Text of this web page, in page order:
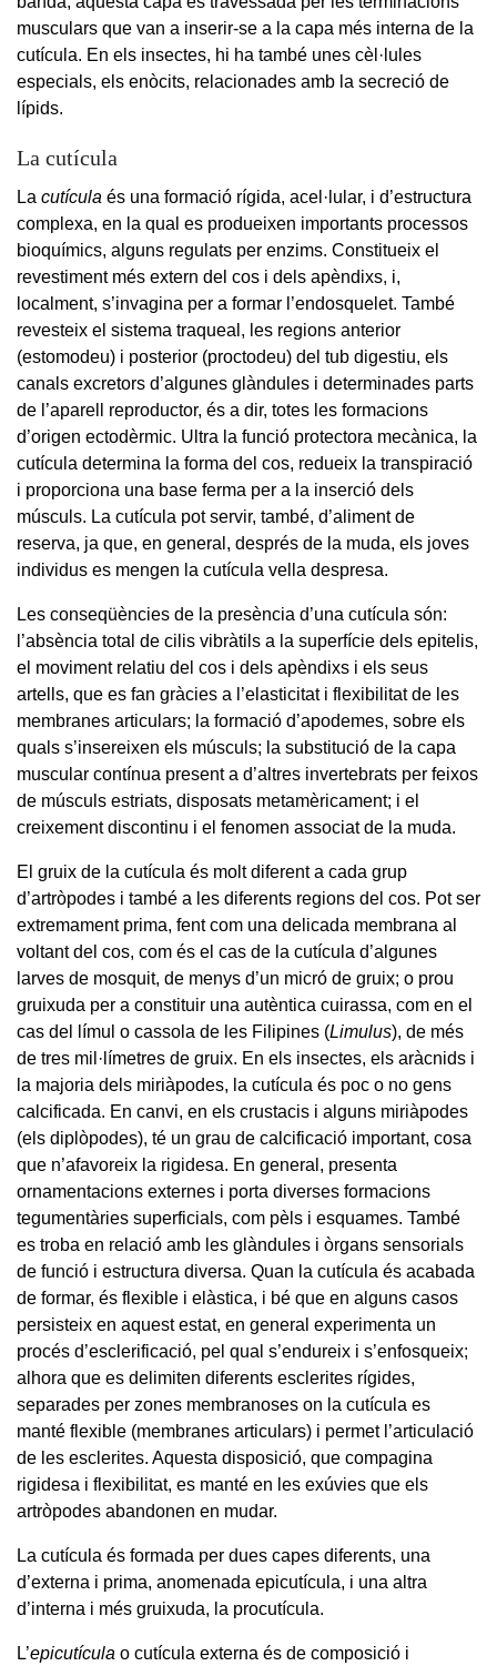
musculars que van a inserir-se a la capa més interna de la
cutícula. En els insectes, hi ha també unes cèl·lules
especials, els enòcits, relacionades amb la secreció de
lípids.
La cutícula
La cutícula és una formació rígida, acel·lular, i d’estructura
complexa, en la qual es produeixen importants processos
bioquímics, alguns regulats per enzims. Constitueix el
revestiment més extern del cos i dels apèndixs, i,
localment, s’invagina per a formar l’endosquelet. També
revesteix el sistema traqueal, les regions anterior
(estomodeu) i posterior (proctodeu) del tub digestiu, els
canals excretors d’algunes glàndules i determinades parts
de l’aparell reproductor, és a dir, totes les formacions
d’origen ectodèrmic. Ultra la funció protectora mecànica, la
cutícula determina la forma del cos, redueix la transpiració
i proporciona una base ferma per a la inserció dels
músculs. La cutícula pot servir, també, d’aliment de
reserva, ja que, en general, després de la muda, els joves
individus es mengen la cutícula vella despresa.
Les conseqüències de la presència d’una cutícula són:
l’absència total de cilis vibràtils a la superfície dels epitelis,
el moviment relatiu del cos i dels apèndixs i els seus
artells, que es fan gràcies a l’elasticitat i flexibilitat de les
membranes articulars; la formació d’apodemes, sobre els
quals s’insereixen els músculs; la substitució de la capa
muscular contínua present a d’altres invertebrats per feixos
de músculs estriats, disposats metamèricament; i el
creixement discontinu i el fenomen associat de la muda.
El gruix de la cutícula és molt diferent a cada grup
d’artròpodes i també a les diferents regions del cos. Pot ser
extremament prima, fent com una delicada membrana al
voltant del cos, com és el cas de la cutícula d’algunes
larves de mosquit, de menys d’un micró de gruix; o prou
gruixuda per a constituir una autèntica cuirassa, com en el
cas del límul o cassola de les Filipines (Limulus), de més
de tres mil·límetres de gruix. En els insectes, els aràcnids i
la majoria dels miriàpodes, la cutícula és poc o no gens
calcificada. En canvi, en els crustacis i alguns miriàpodes
(els diplòpodes), té un grau de calcificació important, cosa
que n’afavoreix la rigidesa. En general, presenta
ornamentacions externes i porta diverses formacions
tegumentàries superficials, com pèls i esquames. També
es troba en relació amb les glàndules i òrgans sensorials
de funció i estructura diversa. Quan la cutícula és acabada
de formar, és flexible i elàstica, i bé que en alguns casos
persisteix en aquest estat, en general experimenta un
procés d’esclerificació, pel qual s’endureix i s’enfosqueix;
alhora que es delimiten diferents esclerites rígides,
separades per zones membranoses on la cutícula es
manté flexible (membranes articulars) i permet l’articulació
de les esclerites. Aquesta disposició, que compagina
rigidesa i flexibilitat, es manté en les exúvies que els
artròpodes abandonen en mudar.
La cutícula és formada per dues capes diferents, una
d’externa i prima, anomenada epicutícula, i una altra
d’interna i més gruixuda, la procutícula.
L’epicutícula o cutícula externa és de composició i